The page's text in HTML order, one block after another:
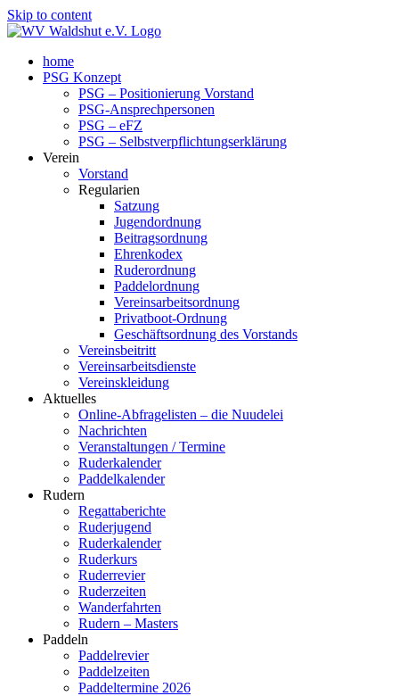
Skip to content
home
PSG Konzept
PSG – Positionierung Vorstand
PSG-Ansprechpersonen
PSG – eFZ
PSG – Selbstverpflichtungserklärung
Verein
Vorstand
Regularien
Satzung
Jugendordnung
Beitragsordnung
Ehrenkodex
Ruderordnung
Paddelordnung
Vereinsarbeitsordnung
Privatboot-Ordnung
Geschäftsordnung des Vorstands
Vereinsbeitritt
Vereinsarbeitsdienste
Vereinskleidung
Aktuelles
Online-Abfragelisten – die Nuudelei
Nachrichten
Veranstaltungen / Termine
Ruderkalender
Paddelkalender
Rudern
Regattaberichte
Ruderjugend
Ruderkalender
Ruderkurs
Ruderrevier
Ruderzeiten
Wanderfahrten
Rudern – Masters
Paddeln
Paddelrevier
Paddelzeiten
Paddeltermine 2026